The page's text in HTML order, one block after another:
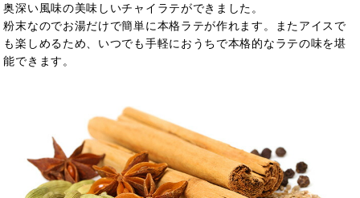
奥深い風味の美味しいチャイラテができました。
粉末なのでお湯だけで簡単に本格ラテが作れます。またアイスで
も楽しめるため、いつでも手軽におうちで本格的なラテの味を堪
能できます。